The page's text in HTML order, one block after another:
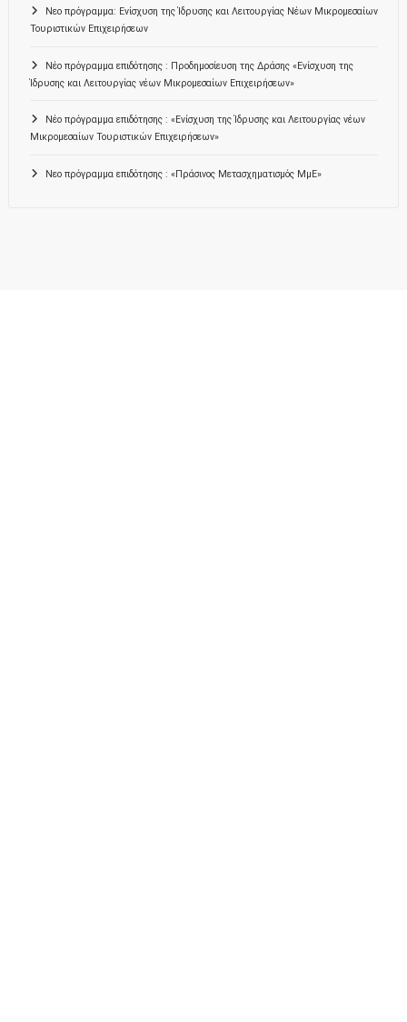
Νεο πρόγραμμα: Ενίσχυση της Ίδρυσης και Λειτουργίας Νέων Μικρομεσαίων
Τουριστικών Επιχειρήσεων
Νέο πρόγραμμα επιδότησης : Προδημοσίευση της Δράσης «Ενίσχυση της
Ίδρυσης και Λειτουργίας νέων Μικρομεσαίων Επιχειρήσεων»
Νέο πρόγραμμα επιδότησης : «Ενίσχυση της Ίδρυσης και Λειτουργίας νέων
Μικρομεσαίων Τουριστικών Επιχειρήσεων»
Νεο πρόγραμμα επιδότησης : «Πράσινος Μετασχηματισμός ΜμΕ»